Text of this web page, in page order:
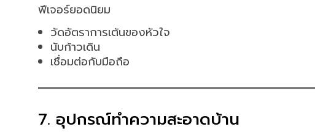
ฟีเจอร์ยอดนิยม
วัดอัตราการเต้นของหัวใจ
นับก้าวเดิน
เชื่อมต่อกับมือถือ
7. อุปกรณ์ทำความสะอาดบ้าน